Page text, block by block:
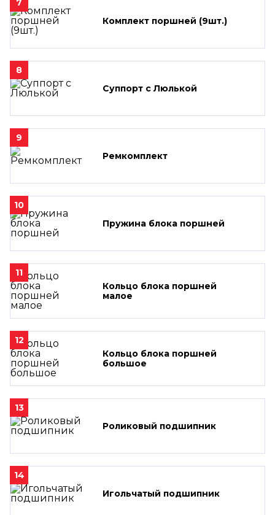
7
Комплект поршней (9шт.)
8
Суппорт с Люлькой
9
Ремкомплект
10
Пружина блока поршней
11
Кольцо блока поршней
малое
12
Кольцо блока поршней
большое
13
Роликовый подшипник
14
Игольчатый подшипник